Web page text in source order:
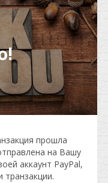
прошла
на Вашу
аккаунт PayPal,